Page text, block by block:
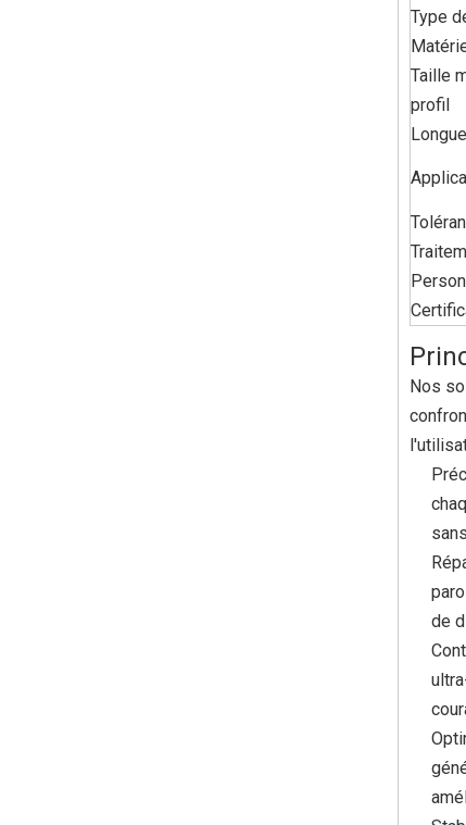
Type
Taille
profil
Nos
de